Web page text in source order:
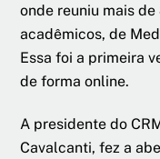
onde reuniu mais
acadêmicos, de
Essa foi a primeira
de forma online.
A presidente do
Cavalcanti, fez a